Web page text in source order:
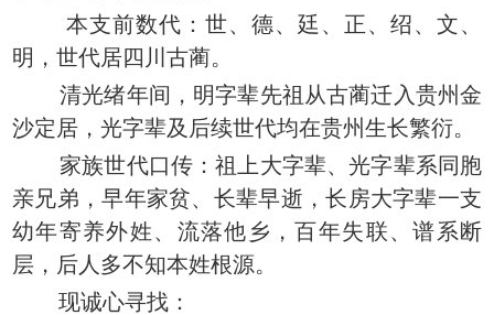
本支前数代：世、德、廷、正、绍、文、
明，世代居四川古蔺。
清光绪年间，明字辈先祖从古蔺迁入贵州金
沙定居，光字辈及后续世代均在贵州生长繁衍。
家族世代口传：祖上大字辈、光字辈系同胞
亲兄弟，早年家贫、长辈早逝，长房大字辈一支
幼年寄养外姓、流落他乡，百年失联、谱系断
层，后人多不知本姓根源。
现诚心寻找：